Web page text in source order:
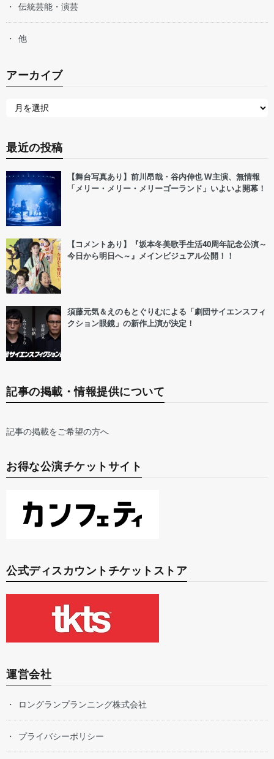
伝統芸能・演芸
他
アーカイブ
最近の投稿
【舞台写真あり】前川昂哉・谷内伸也 W主演、無情報
「メリー・メリー・メリーゴーランド」いよいよ開幕！
【コメントあり】『坂本冬美歌手生活40周年記念公演～
今日から明日へ～』メインビジュアル公開！！
須藤元気＆えのもとぐりむによる「劇団サイエンスフィ
クション眼鏡」の新作上演が決定！
記事の掲載・情報提供について
記事の掲載をご希望の方へ
お得な公演チケットサイト
公式ディスカウントチケットストア
運営会社
ロングランプランニング株式会社
プライバシーポリシー